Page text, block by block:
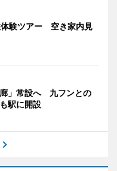
験ツアー 空き家内見
」常設へ 九フンとの
駅に開設